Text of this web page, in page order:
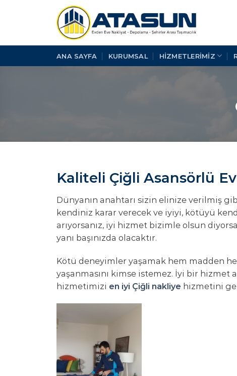
ANA SAYFA KURUMSAL HİZMETLERİMİZ
Kaliteli Çiğli Asansörlü Ev
Dünyanın anahtarı sizin elinize verilmiş
kendiniz karar verecek ve iyiyi, kötüyü
arıyorsanız, iyi hizmet bizimle olsun
yanı başınızda olacaktır.
Kötü deneyimler yaşamak hem madden
yaşanmasını kimse istemez. İyi bir
hizmetimizi en iyi Çiğli nakliye hizmetini